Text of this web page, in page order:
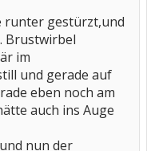
runter gestürzt,und
Brustwirbel
im
und gerade auf
eben noch am
auch ins Auge
nun der